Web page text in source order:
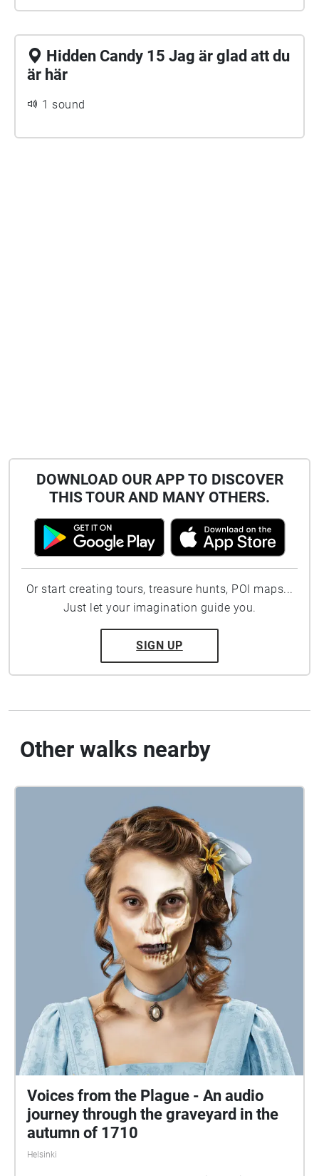
Hidden Candy 15 Jag är glad att du
är här
1 sound
DOWNLOAD OUR APP TO DISCOVER
THIS TOUR AND MANY OTHERS.
Or start creating tours, treasure hunts, POI maps...
Just let your imagination guide you.
SIGN UP
Other walks nearby
Voices from the Plague - An audio
journey through the graveyard in the
autumn of 1710
Helsinki